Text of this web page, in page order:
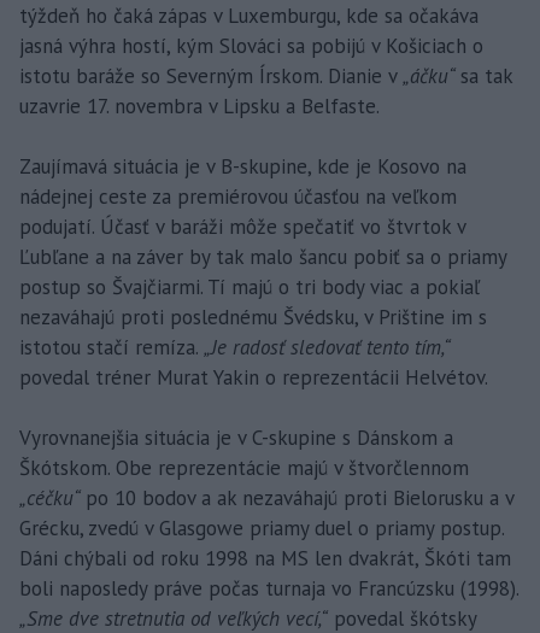
týždeň ho čaká zápas v Luxemburgu, kde sa očakáva
jasná výhra hostí, kým Slováci sa pobijú v Košiciach o
istotu baráže so Severným Írskom. Dianie v„áčku“ sa tak
uzavrie 17. novembra v Lipsku a Belfaste.
Zaujímavá situácia je v B-skupine, kde je Kosovo na
nádejnej ceste za premiérovou účasťou na veľkom
podujatí. Účasť v baráži môže spečatiť vo štvrtok v
Ľubľane a na záver by tak malo šancu pobiť sa o priamy
postup so Švajčiarmi. Tí majú o tri body viac a pokiaľ
nezaváhajú proti poslednému Švédsku, v Prištine im s
istotou stačí remíza. „Je radosť sledovať tento tím,“
povedal tréner Murat Yakin o reprezentácii Helvétov.
Vyrovnanejšia situácia je v C-skupine s Dánskom a
Škótskom. Obe reprezentácie majú v štvorčlennom
„céčku“ po 10 bodov a ak nezaváhajú proti Bielorusku a v
Grécku, zvedú v Glasgowe priamy duel o priamy postup.
Dáni chýbali od roku 1998 na MS len dvakrát, Škóti tam
boli naposledy práve počas turnaja vo Francúzsku (1998).
„Sme dve stretnutia od veľkých vecí,“ povedal škótsky